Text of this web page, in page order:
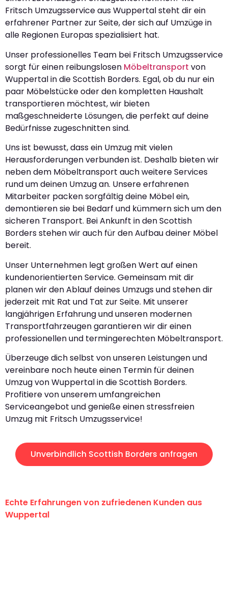
Fritsch Umzugsservice aus Wuppertal steht dir ein
erfahrener Partner zur Seite, der sich auf Umzüge in
alle Regionen Europas spezialisiert hat.
Unser professionelles Team bei Fritsch Umzugsservice
sorgt für einen reibungslosen Möbeltransport von
Wuppertal in die Scottish Borders. Egal, ob du nur ein
paar Möbelstücke oder den kompletten Haushalt
transportieren möchtest, wir bieten
maßgeschneiderte Lösungen, die perfekt auf deine
Bedürfnisse zugeschnitten sind.
Uns ist bewusst, dass ein Umzug mit vielen
Herausforderungen verbunden ist. Deshalb bieten wir
neben dem Möbeltransport auch weitere Services
rund um deinen Umzug an. Unsere erfahrenen
Mitarbeiter packen sorgfältig deine Möbel ein,
demontieren sie bei Bedarf und kümmern sich um den
sicheren Transport. Bei Ankunft in den Scottish
Borders stehen wir auch für den Aufbau deiner Möbel
bereit.
Unser Unternehmen legt großen Wert auf einen
kundenorientierten Service. Gemeinsam mit dir
planen wir den Ablauf deines Umzugs und stehen dir
jederzeit mit Rat und Tat zur Seite. Mit unserer
langjährigen Erfahrung und unseren modernen
Transportfahrzeugen garantieren wir dir einen
professionellen und termingerechten Möbeltransport.
Überzeuge dich selbst von unseren Leistungen und
vereinbare noch heute einen Termin für deinen
Umzug von Wuppertal in die Scottish Borders.
Profitiere von unserem umfangreichen
Serviceangebot und genieße einen stressfreien
Umzug mit Fritsch Umzugsservice!
Unverbindlich Scottish Borders anfragen
Echte Erfahrungen von zufriedenen Kunden aus
Wuppertal